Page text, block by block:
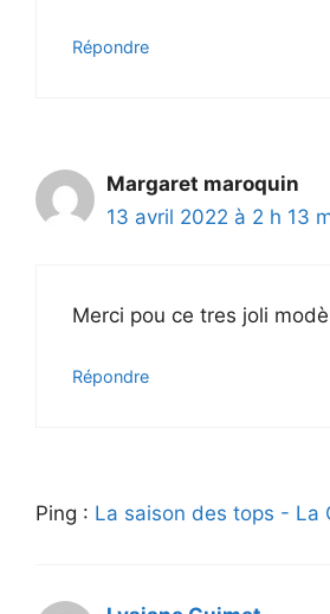
Répondre
Margaret maroquin
13 avril 2022 à 2 h 13
Merci pou ce tres joli
Répondre
Ping : La saison des tops - La